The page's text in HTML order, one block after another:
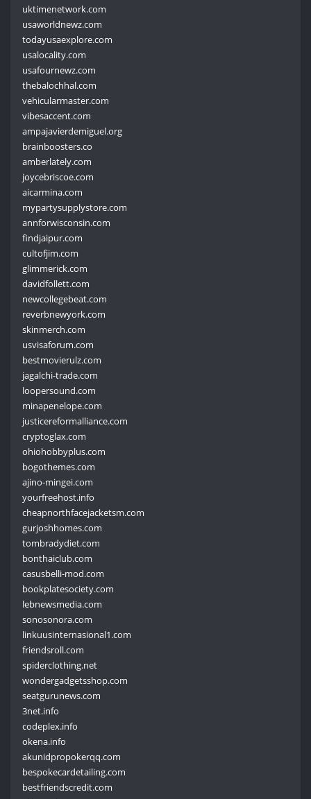
uktimenetwork.com
usaworldnewz.com
todayusaexplore.com
usalocality.com
usafournewz.com
thebalochhal.com
vehicularmaster.com
vibesaccent.com
ampajavierdemiguel.org
brainboosters.co
amberlately.com
joycebriscoe.com
aicarmina.com
mypartysupplystore.com
annforwisconsin.com
findjaipur.com
cultofjim.com
glimmerick.com
davidfollett.com
newcollegebeat.com
reverbnewyork.com
skinmerch.com
usvisaforum.com
bestmovierulz.com
jagalchi-trade.com
loopersound.com
minapenelope.com
justicereformalliance.com
cryptoglax.com
ohiohobbyplus.com
bogothemes.com
ajino-mingei.com
yourfreehost.info
cheapnorthfacejacketsm.com
gurjoshhomes.com
tombradydiet.com
bonthaiclub.com
casusbelli-mod.com
bookplatesociety.com
lebnewsmedia.com
sonosonora.com
linkuusinternasional1.com
friendsroll.com
spiderclothing.net
wondergadgetsshop.com
seatgurunews.com
3net.info
codeplex.info
okena.info
akunidpropokerqq.com
bespokecardetailing.com
bestfriendscredit.com